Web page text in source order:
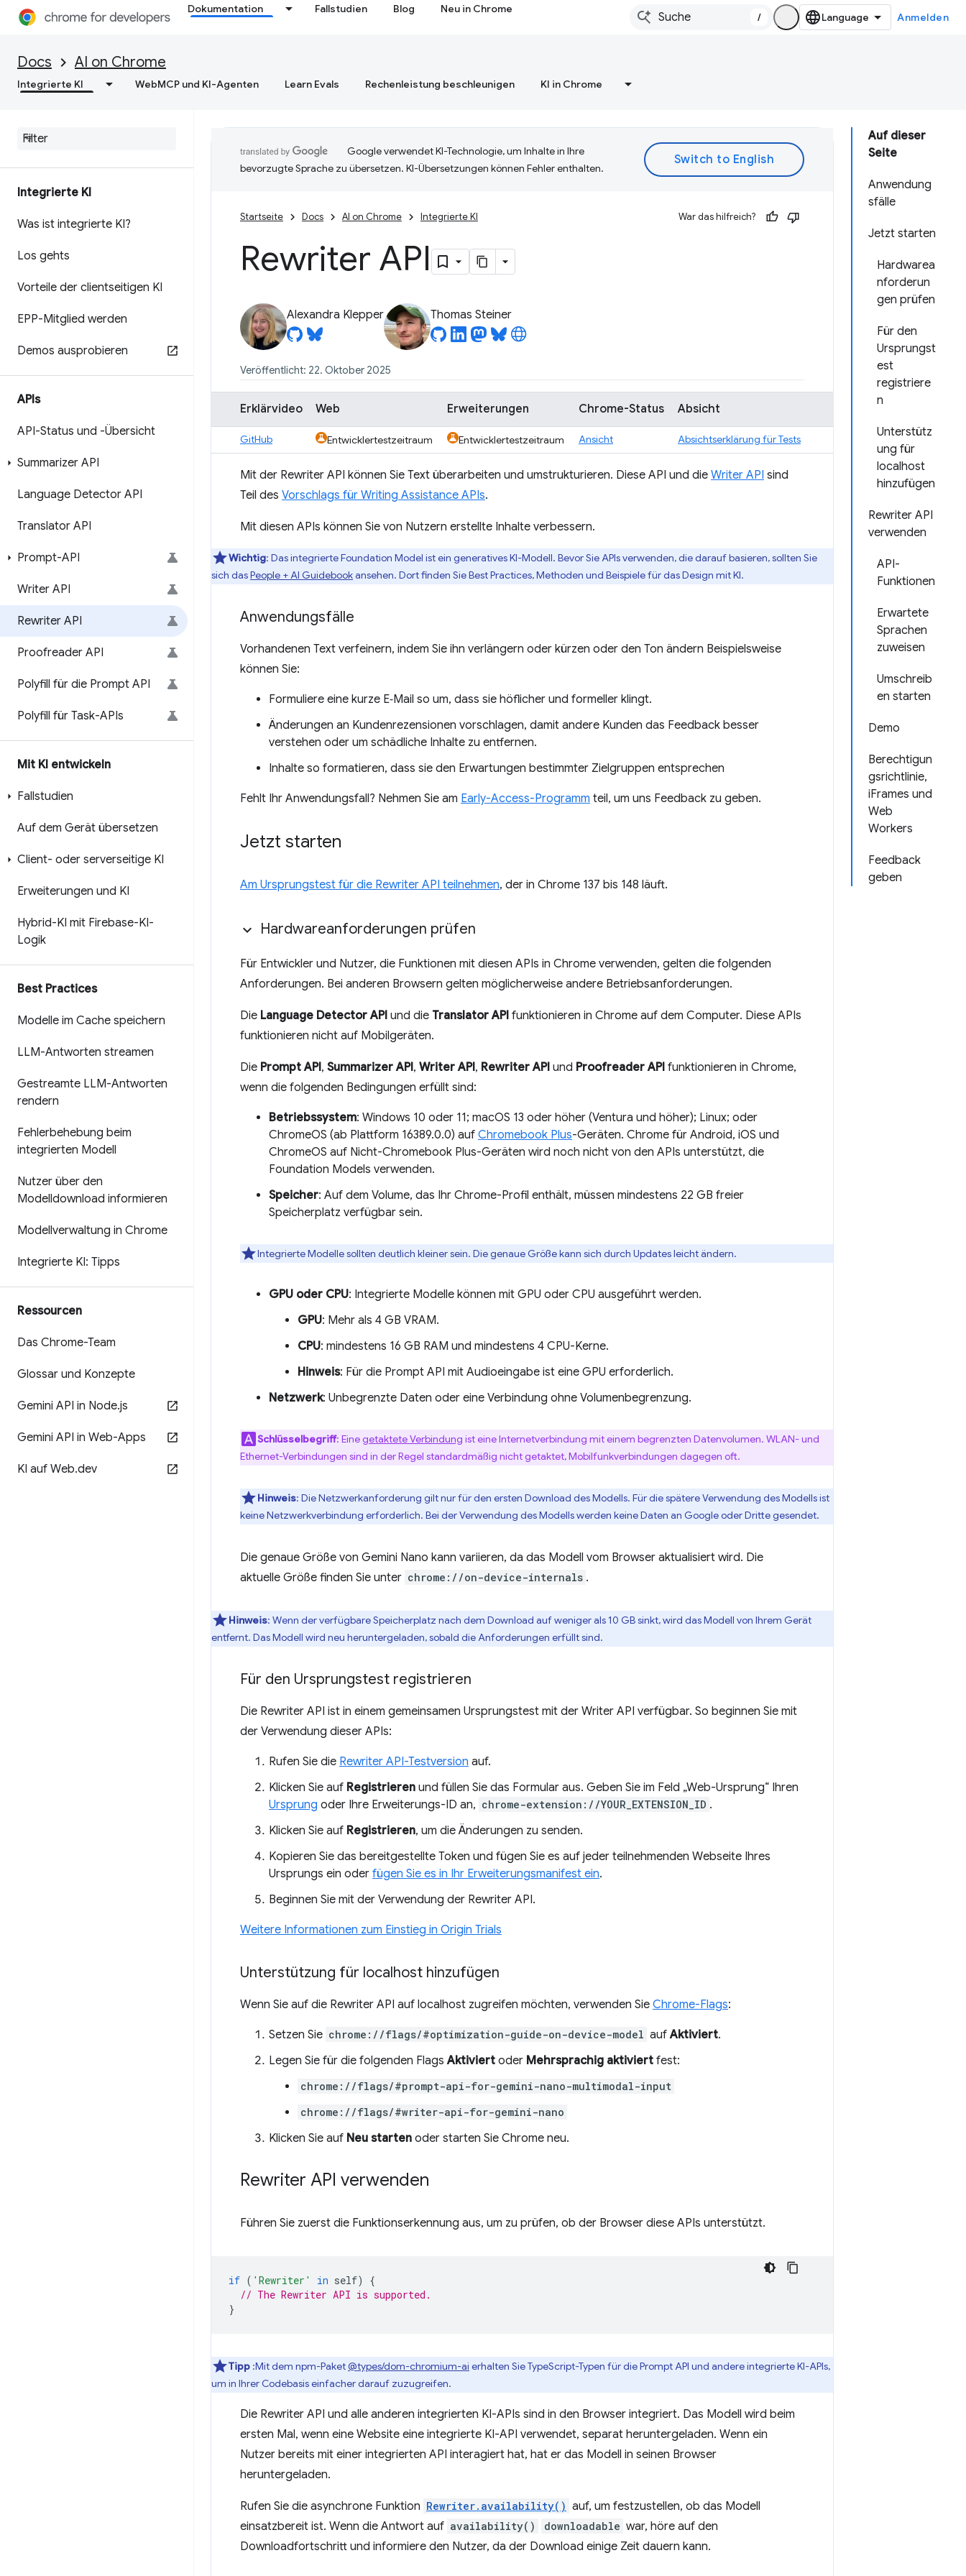
Dokumentation Fallstudien Blog Neu in Chrome
/ Anmelden
Docs AI on Chrome
Integrierte KI WebMCP und KI-Agenten Learn Evals Rechenleistung beschleunigen KI in Chrome
Integrierte KI
Was ist integrierte KI?
Los gehts
Vorteile der clientseitigen KI
EPP-Mitglied werden
Demos ausprobieren
APIs
API-Status und -Übersicht
Summarizer API
Language Detector API
Translator API
Prompt-API
Writer API
Rewriter API
Proofreader API
Polyfill für die Prompt API
Polyfill für Task-APIs
Mit KI entwickeln
Fallstudien
Auf dem Gerät übersetzen
Client- oder serverseitige KI
Erweiterungen und KI
Hybrid-KI mit Firebase-KI-
Logik
Best Practices
Modelle im Cache speichern
LLM-Antworten streamen
Gestreamte LLM-Antworten
rendern
Fehlerbehebung beim
integrierten Modell
Nutzer über den
Modelldownload informieren
Modellverwaltung in Chrome
Integrierte KI: Tipps
Ressourcen
Das Chrome-Team
Glossar und Konzepte
Gemini API in Node.js
Gemini API in Web-Apps
KI auf Web.dev
Auf dieser
Seite
Anwendung
sfälle
Jetzt starten
Hardwarea
nforderun
gen prüfen
Für den
Ursprungst
est
registriere
n
Unterstütz
ung für
localhost
hinzufügen
Rewriter API
verwenden
API-
Funktionen
Erwartete
Sprachen
zuweisen
Umschreib
en starten
Demo
Berechtigun
gsrichtlinie,
iFrames und
Web
Workers
Feedback
geben
Google verwendet KI-Technologie, um Inhalte in Ihre
bevorzugte Sprache zu übersetzen. KI-Übersetzungen können Fehler enthalten.
Startseite Docs AI on Chrome Integrierte KI War das hilfreich?
Rewriter API
Alexandra Klepper Thomas Steiner
Veröffentlicht: 22. Oktober 2025
Erklärvideo Web Erweiterungen Chrome-Status Absicht
GitHub Entwicklertestzeitraum Entwicklertestzeitraum Ansicht Absichtserklärung für Tests
Mit der Rewriter API können Sie Text überarbeiten und umstrukturieren. Diese API und die Writer API sind
Teil des Vorschlags für Writing Assistance APIs.
Mit diesen APIs können Sie von Nutzern erstellte Inhalte verbessern.
Wichtig: Das integrierte Foundation Model ist ein generatives KI-Modell. Bevor Sie APIs verwenden, die darauf basieren, sollten Sie
sich dasPeople + AI Guidebookansehen. Dort finden Sie Best Practices, Methoden und Beispiele für das Design mit KI.
Anwendungsfälle
Vorhandenen Text verfeinern, indem Sie ihn verlängern oder kürzen oder den Ton ändern Beispielsweise
können Sie:
Formuliere eine kurze E‑Mail so um, dass sie höflicher und formeller klingt.
Änderungen an Kundenrezensionen vorschlagen, damit andere Kunden das Feedback besser
verstehen oder um schädliche Inhalte zu entfernen.
Inhalte so formatieren, dass sie den Erwartungen bestimmter Zielgruppen entsprechen
Fehlt Ihr Anwendungsfall? Nehmen Sie am Early-Access-Programm teil, um uns Feedback zu geben.
Jetzt starten
Am Ursprungstest für die Rewriter API teilnehmen, der in Chrome 137 bis 148 läuft.
Hardwareanforderungen prüfen
Für Entwickler und Nutzer, die Funktionen mit diesen APIs in Chrome verwenden, gelten die folgenden
Anforderungen. Bei anderen Browsern gelten möglicherweise andere Betriebsanforderungen.
Die Language Detector API und die Translator API funktionieren in Chrome auf dem Computer. Diese APIs
funktionieren nicht auf Mobilgeräten.
Die Prompt API, Summarizer API, Writer API, Rewriter API und Proofreader API funktionieren in Chrome,
wenn die folgenden Bedingungen erfüllt sind:
Betriebssystem: Windows 10 oder 11; macOS 13 oder höher (Ventura und höher); Linux; oder
ChromeOS (ab Plattform 16389.0.0) auf Chromebook Plus-Geräten. Chrome für Android, iOS und
ChromeOS auf Nicht-Chromebook Plus-Geräten wird noch nicht von den APIs unterstützt, die
Foundation Models verwenden.
Speicher: Auf dem Volume, das Ihr Chrome-Profil enthält, müssen mindestens 22 GB freier
Speicherplatz verfügbar sein.
Integrierte Modelle sollten deutlich kleiner sein. Die genaue Größe kann sich durch Updates leicht ändern.
GPU oder CPU: Integrierte Modelle können mit GPU oder CPU ausgeführt werden.
GPU: Mehr als 4 GB VRAM.
CPU: mindestens 16 GB RAM und mindestens 4 CPU-Kerne.
Hinweis: Für die Prompt API mit Audioeingabe ist eine GPU erforderlich.
Netzwerk: Unbegrenzte Daten oder eine Verbindung ohne Volumenbegrenzung.
Schlüsselbegriff: Einegetaktete Verbindung ist eine Internetverbindung mit einem begrenzten Datenvolumen. WLAN- und
Ethernet-Verbindungen sind in der Regel standardmäßig nicht getaktet, Mobilfunkverbindungen dagegen oft.
Hinweis: Die Netzwerkanforderung gilt nur für den ersten Download des Modells. Für die spätere Verwendung des Modells ist
keine Netzwerkverbindung erforderlich. Bei der Verwendung des Modells werden keine Daten an Google oder Dritte gesendet.
Die genaue Größe von Gemini Nano kann variieren, da das Modell vom Browser aktualisiert wird. Die
aktuelle Größe finden Sie unter chrome://on-device-internals .
Hinweis: Wenn der verfügbare Speicherplatz nach dem Download auf weniger als 10 GB sinkt, wird das Modell von Ihrem Gerät
entfernt. Das Modell wird neu heruntergeladen, sobald die Anforderungen erfüllt sind.
Für den Ursprungstest registrieren
Die Rewriter API ist in einem gemeinsamen Ursprungstest mit der Writer API verfügbar. So beginnen Sie mit
der Verwendung dieser APIs:
Rufen Sie die Rewriter API-Testversion auf.
Klicken Sie auf Registrieren und füllen Sie das Formular aus. Geben Sie im Feld „Web-Ursprung“ Ihren
Ursprung oder Ihre Erweiterungs-ID an, chrome-extension://YOUR_EXTENSION_ID .
Klicken Sie auf Registrieren, um die Änderungen zu senden.
Kopieren Sie das bereitgestellte Token und fügen Sie es auf jeder teilnehmenden Webseite Ihres
Ursprungs ein oder fügen Sie es in Ihr Erweiterungsmanifest ein.
Beginnen Sie mit der Verwendung der Rewriter API.
Weitere Informationen zum Einstieg in Origin Trials
Unterstützung für localhost hinzufügen
Wenn Sie auf die Rewriter API auf localhost zugreifen möchten, verwenden Sie Chrome-Flags:
Setzen Sie chrome://flags/#optimization-guide-on-device-model aufAktiviert.
Legen Sie für die folgenden FlagsAktiviert oder Mehrsprachig aktiviert fest:
chrome://flags/#prompt-api-for-gemini-nano-multimodal-input
chrome://flags/#writer-api-for-gemini-nano
Klicken Sie auf Neu starten oder starten Sie Chrome neu.
Rewriter API verwenden
Führen Sie zuerst die Funktionserkennung aus, um zu prüfen, ob der Browser diese APIs unterstützt.
if ( 'Rewriter' in self)
{
// The Rewriter API is supported.
}
Tipp :Mit dem npm-Paket@types/dom-chromium-ai erhalten Sie TypeScript-Typen für die Prompt API und andere integrierte KI-APIs,
um in Ihrer Codebasis einfacher darauf zuzugreifen.
Die Rewriter API und alle anderen integrierten KI-APIs sind in den Browser integriert. Das Modell wird beim
ersten Mal, wenn eine Website eine integrierte KI-API verwendet, separat heruntergeladen. Wenn ein
Nutzer bereits mit einer integrierten API interagiert hat, hat er das Modell in seinen Browser
heruntergeladen.
Rufen Sie die asynchrone Funktion Rewriter.availability() auf, um festzustellen, ob das Modell
einsatzbereit ist. Wenn die Antwort auf availability() downloadable war, höre auf den
Downloadfortschritt und informiere den Nutzer, da der Download einige Zeit dauern kann.